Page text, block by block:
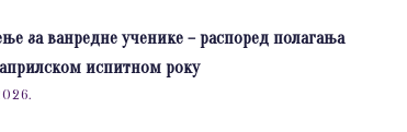
за ванредне ученике – распоред полагања
испитном року